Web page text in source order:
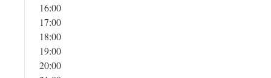
16:00
17:00
18:00
19:00
20:00